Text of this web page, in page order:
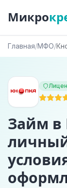
Микро
Главная/МФО/
Займ в